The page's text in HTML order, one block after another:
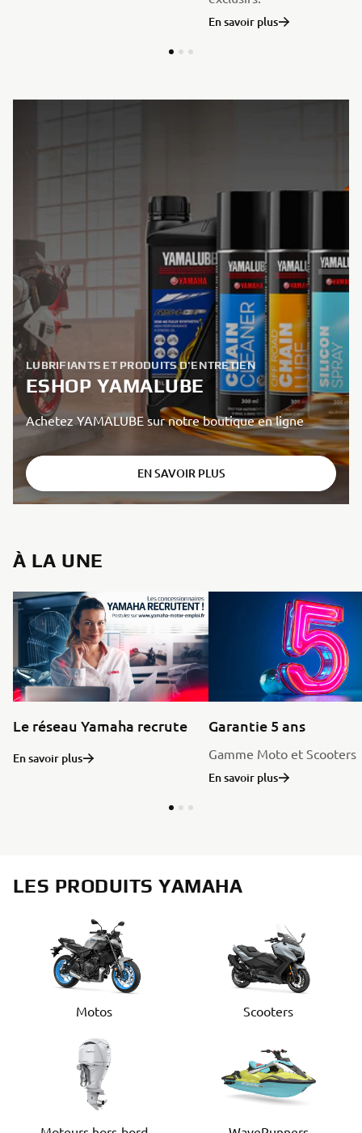
En savoir plus
LUBRIFIANTS ET PRODUITS D'ENTRETIEN
ESHOP YAMALUBE
Achetez YAMALUBE sur notre boutique en ligne
EN SAVOIR PLUS
À LA UNE
Le réseau Yamaha recrute
En savoir plus
Garantie 5 ans
Gamme Moto et Scooters
En savoir plus
LES PRODUITS YAMAHA
Motos Scooters